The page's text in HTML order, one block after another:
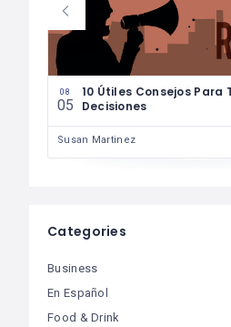
08
05
10 Útiles Consejos Para
Decisiones
Susan Martinez
Categories
Business
En Español
Food & Drink